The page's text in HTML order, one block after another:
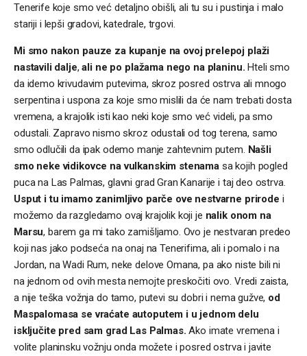
Tenerife koje smo već detaljno obišli, ali tu su i pustinja i malo
stariji i lepši gradovi, katedrale, trgovi.
Mi smo nakon pauze za kupanje na ovoj prelepoj plaži
nastavili dalje, ali ne po plažama nego na planinu.Hteli smo
da idemo krivudavim putevima, skroz posred ostrva ali mnogo
serpentina i uspona za koje smo mislili da će nam trebati dosta
vremena, a krajolik isti kao neki koje smo već videli, pa smo
odustali. Zapravo nismo skroz odustali od tog terena, samo
smo odlučili da ipak odemo manje zahtevnim putem. Našli
smo neke vidikovce na vulkanskim stenama sa kojih pogled
puca na Las Palmas, glavni grad Gran Kanarije i taj deo ostrva.
Usput i tu imamo zanimljivo parče ove nestvarne prirode i
možemo da razgledamo ovaj krajolik koji je nalik onom na
Marsu, barem ga mi tako zamišljamo. Ovo je nestvaran predeo
koji nas jako podseća na onaj na Tenerifima, ali i pomalo i na
Jordan, na Wadi Rum, neke delove Omana, pa ako niste bili ni
na jednom od ovih mesta nemojte preskočiti ovo. Vredi zaista,
a nije teška vožnja do tamo, putevi su dobri i nema gužve, od
Maspalomasa se vraćate autoputem i u jednom delu
isključite pred sam grad Las Palmas.Ako imate vremena i
volite planinsku vožnju onda možete i posred ostrva i javite